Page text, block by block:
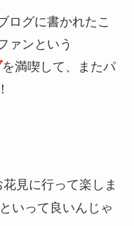
ログに書かれたこ
ァンという
を満喫して、またパ
見に行って楽しま
いって良いんじゃ